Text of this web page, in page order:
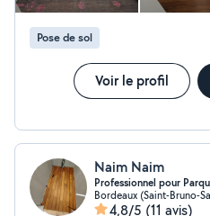
Pose de sol
Voir le profil
Naim Naim
Professionnel pour
Bordeaux (Saint-Bruno-
4,8/5 (11 avis)